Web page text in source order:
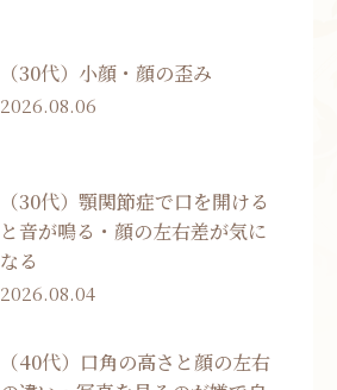
（30代）小顔・顔の歪み
2026.08.06
（30代）顎関節症で口を開ける
と音が鳴る・顔の左右差が気に
なる
2026.08.04
（40代）口角の高さと顔の左右